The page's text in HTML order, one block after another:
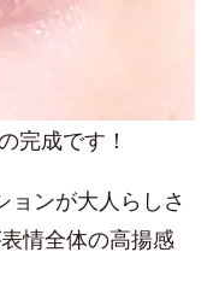
完成です！
ョンが大人らしさ
情全体の高揚感